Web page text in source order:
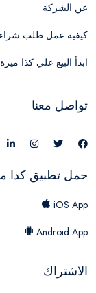
عن الشركة
كيفية عمل طلب شراء
ابدأ البيع علي كذا ميزة
تواصل معنا
حمل تطبيق كذا
iOS App
Android App
الاشتراك